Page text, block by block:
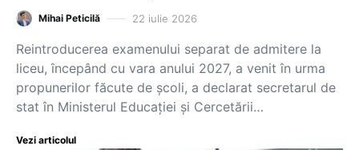
Mihai Peticilă 22 iulie 2026
Reintroducerea examenului separat de admitere la
liceu, începând cu vara anului 2027, a venit în urma
propunerilor făcute de școli, a declarat secretarul de
stat în Ministerul Educației și Cercetării…
Vezi articolul